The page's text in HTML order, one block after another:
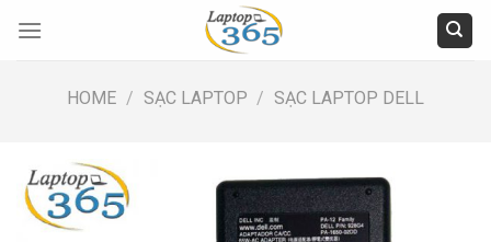
HOME / SẠC LAPTOP / SẠC LAPTOP DELL